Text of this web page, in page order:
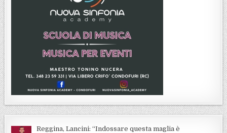
Reggina, Lancini: “Indossare questa maglia è